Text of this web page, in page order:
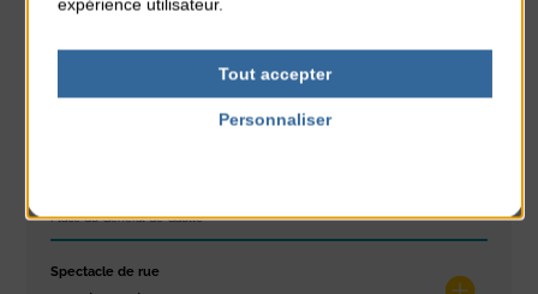
Plage du passous
du 4 Août au 6 Août
Place du Général de Gaulle
Spectacle de rue
Tout accepter
Personnaliser